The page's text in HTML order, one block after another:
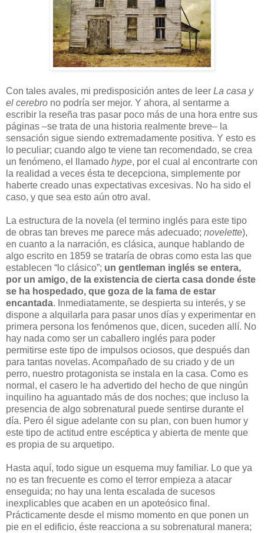
Con tales avales, mi predisposición antes de leer La casa y
el cerebro no podría ser mejor. Y ahora, al sentarme a
escribir la reseña tras pasar poco más de una hora entre sus
páginas –se trata de una historia realmente breve– la
sensación sigue siendo extremadamente positiva. Y esto es
lo peculiar; cuando algo te viene tan recomendado, se crea
un fenómeno, el llamado hype, por el cual al encontrarte con
la realidad a veces ésta te decepciona, simplemente por
haberte creado unas expectativas excesivas. No ha sido el
caso, y que sea esto aún otro aval.
La estructura de la novela (el termino inglés para este tipo
de obras tan breves me parece más adecuado; novelette),
en cuanto a la narración, es clásica, aunque hablando de
algo escrito en 1859 se trataría de obras como esta las que
establecen “lo clásico”; un gentleman inglés se entera,
por un amigo, de la existencia de cierta casa donde éste
se ha hospedado, que goza de la fama de estar
encantada. Inmediatamente, se despierta su interés, y se
dispone a alquilarla para pasar unos días y experimentar en
primera persona los fenómenos que, dicen, suceden allí. No
hay nada como ser un caballero inglés para poder
permitirse este tipo de impulsos ociosos, que después dan
para tantas novelas. Acompañado de su criado y de un
perro, nuestro protagonista se instala en la casa. Como es
normal, el casero le ha advertido del hecho de que ningún
inquilino ha aguantado más de dos noches; que incluso la
presencia de algo sobrenatural puede sentirse durante el
día. Pero él sigue adelante con su plan, con buen humor y
este tipo de actitud entre escéptica y abierta de mente que
es propia de su arquetipo.
Hasta aquí, todo sigue un esquema muy familiar. Lo que ya
no es tan frecuente es como el terror empieza a atacar
enseguida; no hay una lenta escalada de sucesos
inexplicables que acaben en un apoteósico final.
Prácticamente desde el mismo momento en que ponen un
pie en el edificio, éste reacciona a su sobrenatural manera;